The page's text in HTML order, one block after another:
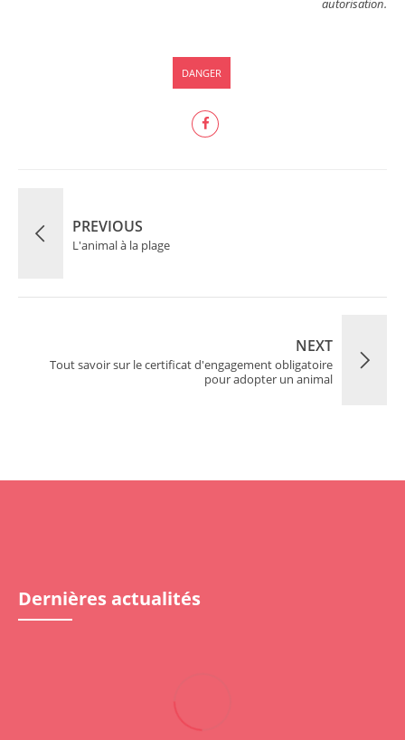
autorisation.
DANGER
PREVIOUS
L'animal à la plage
NEXT
Tout savoir sur le certificat d'engagement obligatoire
pour adopter un animal
Dernières actualités